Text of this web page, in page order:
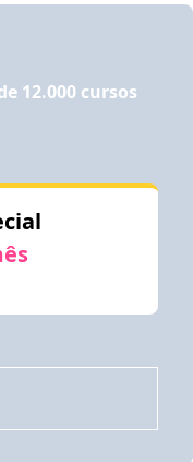
12.000 cursos